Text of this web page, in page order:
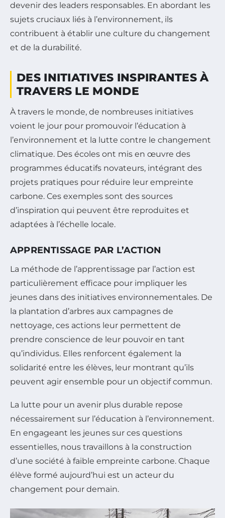
devenir des leaders responsables. En abordant les
sujets cruciaux liés à l’environnement, ils
contribuent à établir une culture du changement
et de la durabilité.
DES INITIATIVES INSPIRANTES À
TRAVERS LE MONDE
À travers le monde, de nombreuses initiatives
voient le jour pour promouvoir l’éducation à
l’environnement et la lutte contre le changement
climatique. Des écoles ont mis en œuvre des
programmes éducatifs novateurs, intégrant des
projets pratiques pour réduire leur empreinte
carbone. Ces exemples sont des sources
d’inspiration qui peuvent être reproduites et
adaptées à l’échelle locale.
APPRENTISSAGE PAR L’ACTION
La méthode de l’apprentissage par l’action est
particulièrement efficace pour impliquer les
jeunes dans des initiatives environnementales. De
la plantation d’arbres aux campagnes de
nettoyage, ces actions leur permettent de
prendre conscience de leur pouvoir en tant
qu’individus. Elles renforcent également la
solidarité entre les élèves, leur montrant qu’ils
peuvent agir ensemble pour un objectif commun.
La lutte pour un avenir plus durable repose
nécessairement sur l’éducation à l’environnement.
En engageant les jeunes sur ces questions
essentielles, nous travaillons à la construction
d’une société à faible empreinte carbone. Chaque
élève formé aujourd’hui est un acteur du
changement pour demain.